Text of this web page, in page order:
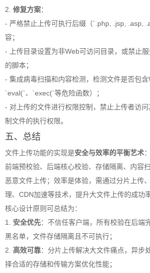
2. 修复方案：
- 严格禁止上传可执行后缀（`.php, .jsp, .asp,
容；
- 上传目录设置为非Web可访问目录，或禁止
的脚本；
- 集成病毒扫描和内容检测，检测文件是否包
`eval(`、`exec(`等危险函数）；
- 对上传的文件进行权限控制，禁止上传者访
制文件的执行权限。
五、总结
文件上传功能的实现是安全与效率的平衡艺术
前端预校验、后端核心校验、存储隔离、内容
恶意文件上传；效率是体验，需通过分片上传
理、CDN加速等技术，提升大文件上传的成功
核心设计原则可总结为：
1. 安全优先：不信任客户端，所有校验在后端
黑名单，文件存储隔离且不可执行；
2. 高效可靠：分片上传解决大文件痛点，异步
择合适的存储和传输方案优化性能；